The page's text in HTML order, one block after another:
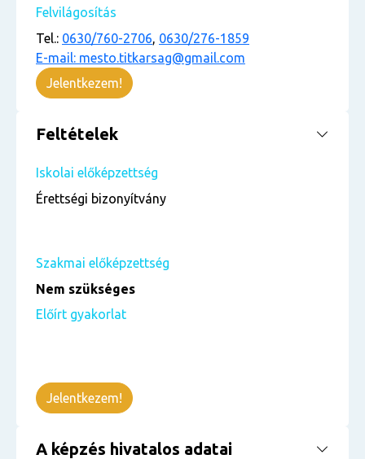
Felvilágosítás
Tel.: 0630/760-2706, 0630/276-1859
E-mail: mesto.titkarsag@gmail.com
Jelentkezem!
Feltételek
Iskolai előképzettség
Érettségi bizonyítvány
Szakmai előképzettség
Nem szükséges
Előírt gyakorlat
Jelentkezem!
A képzés hivatalos adatai